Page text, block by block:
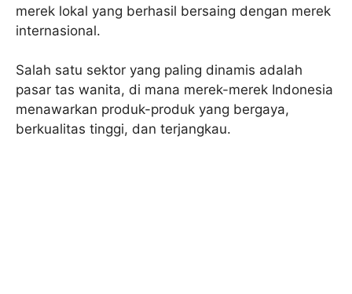
merek lokal yang berhasil bersaing dengan merek
internasional.
Salah satu sektor yang paling dinamis adalah
pasar tas wanita, di mana merek-merek Indonesia
menawarkan produk-produk yang bergaya,
berkualitas tinggi, dan terjangkau.